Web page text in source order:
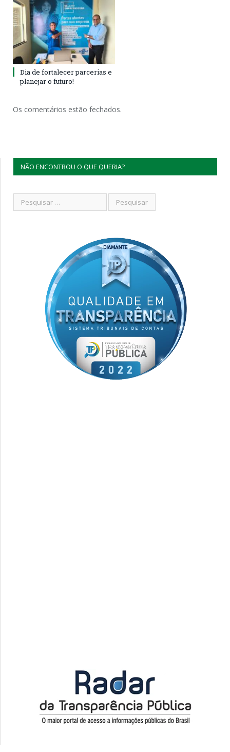
Dia de fortalecer parcerias e
planejar o futuro!
Os comentários estão fechados.
NÃO ENCONTROU O QUE QUERIA?